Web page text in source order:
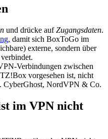
und drücke aufZugangsdaten.
, damit sich BoxToGo im
externe, sondern über
Verbindungen zwischen
vorgesehen ist, nicht
CyberGhost, NordVPN & Co.
im VPN nicht